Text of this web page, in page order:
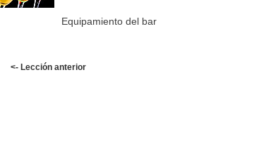
Equipamiento del bar
<- Lección anterior